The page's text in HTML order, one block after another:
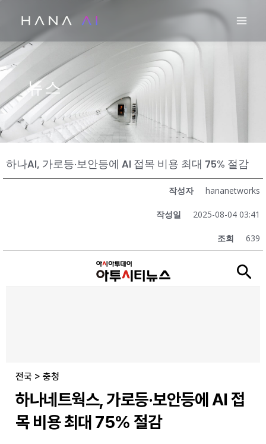
츠
로
건
뛰
뉴스
하나AI, 가로등·보안등에 AI 접목 비용 최대 75% 절감
작성자 hananetworks
작성일 2025-08-04 03:41
조회 639